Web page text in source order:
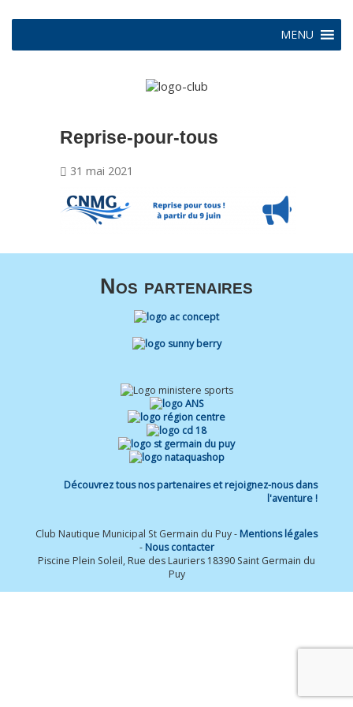
MENU
Reprise-pour-tous
31 mai 2021
Nos partenaires
Découvrez tous nos partenaires et rejoignez-nous dans
l'aventure !
Club Nautique Municipal St Germain du Puy - Mentions légales
- Nous contacter
Piscine Plein Soleil, Rue des Lauriers 18390 Saint Germain du
Puy